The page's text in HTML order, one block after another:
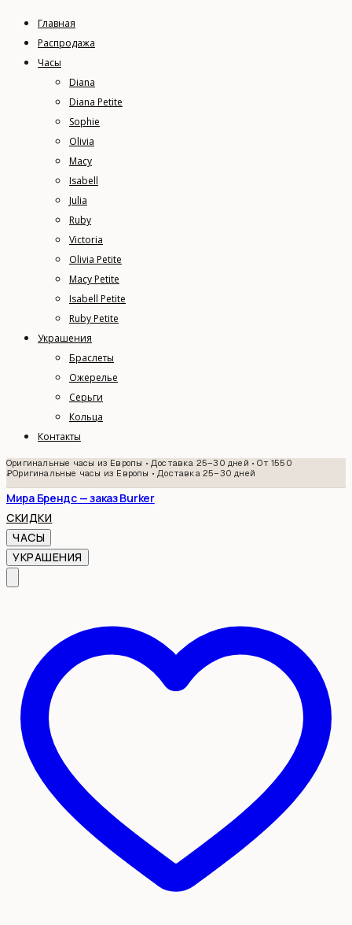
Главная
Распродажа
Часы
Diana
Diana Petite
Sophie
Olivia
Macy
Isabell
Julia
Ruby
Victoria
Olivia Petite
Macy Petite
Isabell Petite
Ruby Petite
Украшения
Браслеты
Ожерелье
Серьги
Кольца
Контакты
Оригинальные часы из Европы • Доставка 25–30 дней • От 1550
₽Оригинальные часы из Европы • Доставка 25–30 дней
Мира Брендс — заказ Burker
СКИДКИ
ЧАСЫ
УКРАШЕНИЯ